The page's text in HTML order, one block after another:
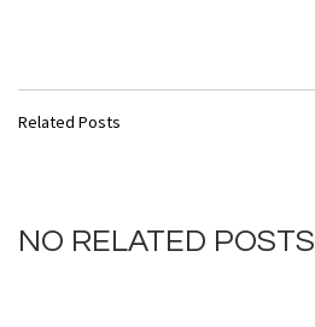
Related Posts
NO RELATED POSTS